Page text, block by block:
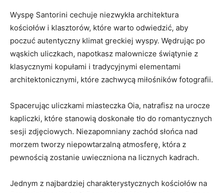
Wyspę Santorini‍ cechuje niezwykła architektura
kościołów ⁢i klasztorów, które warto odwiedzić, ​aby
poczuć ‌autentyczny klimat ⁣greckiej wyspy. Wędrując po
⁢wąskich uliczkach, napotkasz ⁣malownicze świątynie z
klasycznymi kopułami ⁤i tradycyjnymi elementami
architektonicznymi, które zachwycą miłośników‌ fotografii.
Spacerując uliczkami miasteczka Oia, natrafisz na urocze
kapliczki,‌ które stanowią⁣ doskonałe ⁣tło do romantycznych
⁢sesji zdjęciowych. Niezapomniany zachód słońca nad⁤
morzem tworzy niepowtarzalną atmosferę, która z⁤
pewnością zostanie⁣ uwieczniona na licznych kadrach.
Jednym z ​najbardziej charakterystycznych kościołów⁢ na